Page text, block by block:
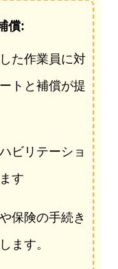
償:
た作業員に対
トと補償が提
ビリテーショ
す
保険の手続き
ます。